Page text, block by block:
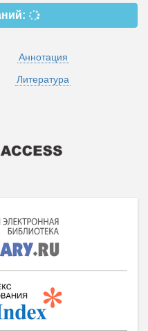
Аннотация
Литература